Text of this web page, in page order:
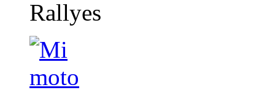
Rallyes